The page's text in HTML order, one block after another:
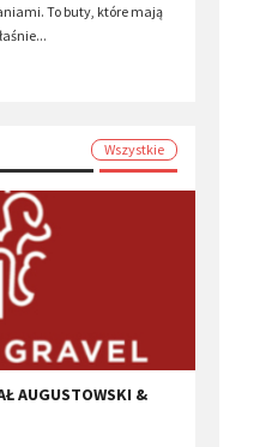
To buty, które mają
Wszystkie
AUGUSTOWSKI &